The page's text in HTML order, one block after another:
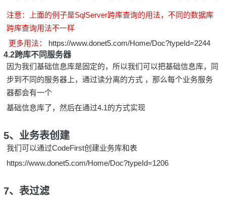
注意：上面的例子是SqlServer跨库查询的用法，不同的数据库
跨库查询用法不一样
更多用法： https://www.donet5.com/Home/Doc?typeId=2244
4.2跨库不同服务器
因为我们基础信息库是固定的，所以我们可以把基础信息库，同
步到不同的服务器上，通过读分离的方式 ，那么每个业务服务
器都会有一个
基础信息库了，然后在通过4.1的方式实现
5、业务表创建
我们可以通过CodeFirst创建业务库和表
https://www.donet5.com/Home/Doc?typeId=1206
7、表过滤